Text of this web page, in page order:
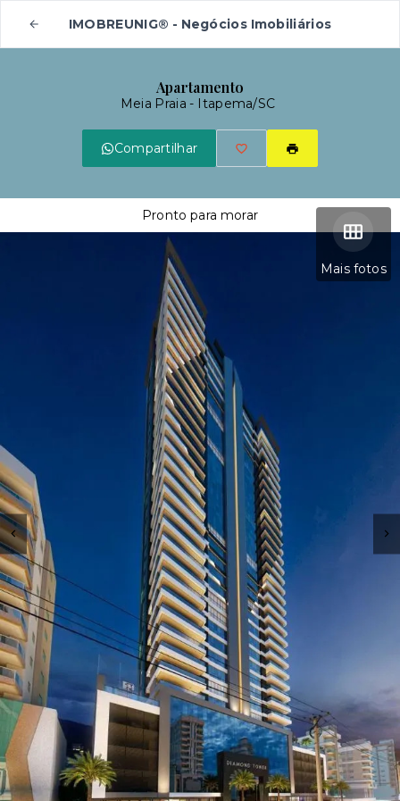
IMOBREUNIG® - Negócios Imobiliários
Apartamento
Meia Praia - Itapema/SC
Compartilhar
Mais fotos
Pronto para morar